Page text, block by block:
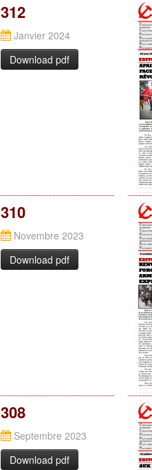
312
Janvier 2024
Download pdf
310
Novembre 2023
Download pdf
308
Septembre 2023
Download pdf